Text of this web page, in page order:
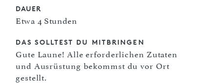
DAUER
Etwa 4 Stunden
DAS SOLLTEST DU MITBRINGEN
Gute Laune! Alle erforderlichen Zutaten
und Ausrüstung bekommst du vor Ort
gestellt.